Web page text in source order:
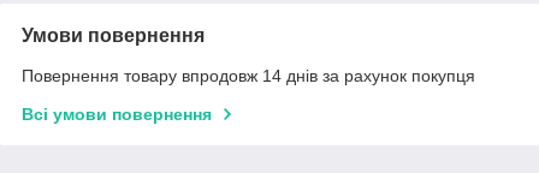
Умови повернення
Повернення товару впродовж 14 днів за рахунок покупця
Всі умови повернення